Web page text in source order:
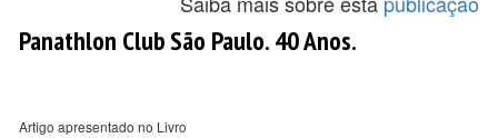
Panathlon Club São Paulo. 40 Anos.
Artigo apresentado no Livro